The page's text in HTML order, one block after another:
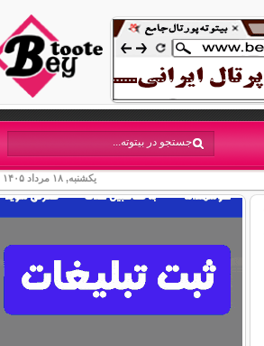
یکشنبه, ۱۸ مرداد ۱۴۰۵